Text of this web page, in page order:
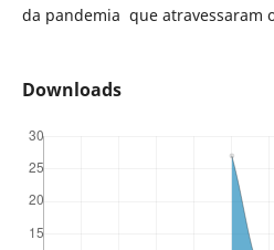
da pandemia que atravessaram
Downloads